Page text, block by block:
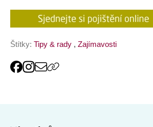
Štítky: Tipy & rady , Zajímavosti